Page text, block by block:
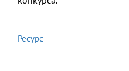
Ресурс